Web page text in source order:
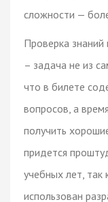
сложности —
Проверка
– задача не из
что в билете
вопросов, а
получить
придется
учебных лет,
использован